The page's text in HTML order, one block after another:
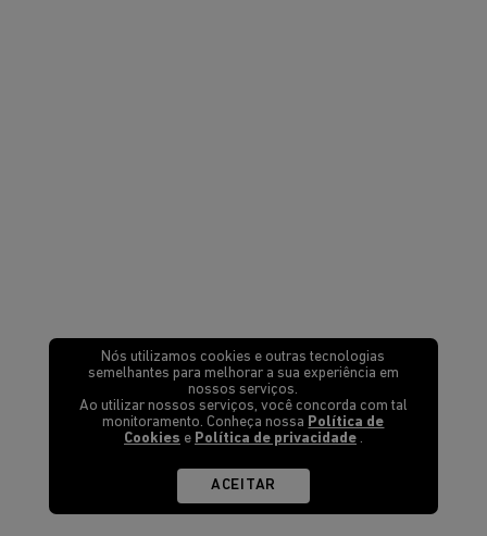
Nós utilizamos cookies e outras tecnologias
semelhantes para melhorar a sua experiência em
nossos serviços.
Ao utilizar nossos serviços, você concorda com tal
monitoramento. Conheça nossa Política de
Cookies e Política de privacidade.
ACEITAR